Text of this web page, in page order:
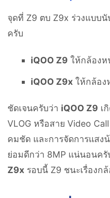
จุดที่ Z9 ตบ Z9x ร่วงแบบนั
ครับ
iQOO Z9 ให้กล้อง
iQOO Z9xให้กล้อง
ชัดเจนครับว่า iQOO Z9 เ
VLOG หรือสาย Video
คมชัด และการจัดการแสง
ย่อมดีกว่า 8MP แน่นอนครั
Z9x รอบนี้ Z9 ชนะเรื่องก